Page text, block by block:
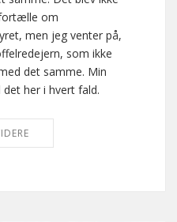
fortælle om
men jeg venter på,
som ikke
det samme. Min
her i hvert fald.